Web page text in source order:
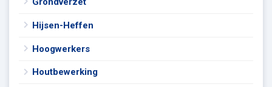
Hijsen-Heffen
Hoogwerkers
Houtbewerking